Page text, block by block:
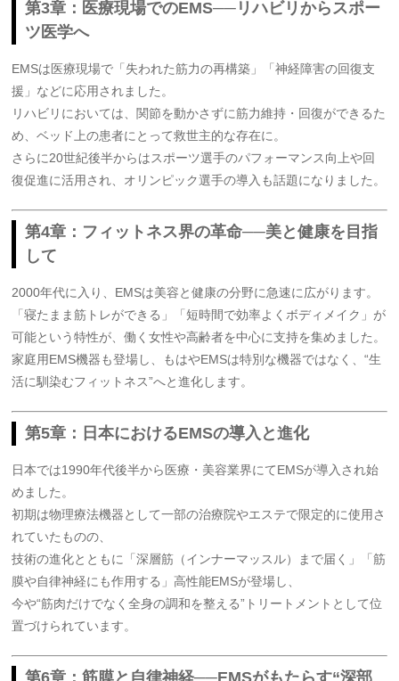
第3章：医療現場でのEMS──リハビリからスポー
ツ医学へ
EMSは医療現場で「失われた筋力の再構築」「神経障害の回復支
援」などに応用されました。
リハビリにおいては、関節を動かさずに筋力維持・回復ができるた
め、ベッド上の患者にとって救世主的な存在に。
さらに20世紀後半からはスポーツ選手のパフォーマンス向上や回
復促進に活用され、オリンピック選手の導入も話題になりました。
第4章：フィットネス界の革命──美と健康を目指
して
2000年代に入り、EMSは美容と健康の分野に急速に広がります。
「寝たまま筋トレができる」「短時間で効率よくボディメイク」が
可能という特性が、働く女性や高齢者を中心に支持を集めました。
家庭用EMS機器も登場し、もはやEMSは特別な機器ではなく、“生
活に馴染むフィットネス”へと進化します。
第5章：日本におけるEMSの導入と進化
日本では1990年代後半から医療・美容業界にてEMSが導入され始
めました。
初期は物理療法機器として一部の治療院やエステで限定的に使用さ
れていたものの、
技術の進化とともに「深層筋（インナーマッスル）まで届く」「筋
膜や自律神経にも作用する」高性能EMSが登場し、
今や“筋肉だけでなく全身の調和を整える”トリートメントとして位
置づけられています。